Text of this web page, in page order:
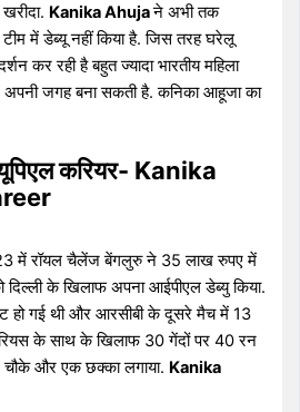
Kanika Ahujaने अभी तक
टीम में डेब्यू नहीं किया है. जिस तरह घरेलू
कर रही है बहुत ज्यादा भारतीय महिला
अपनी जगह बना सकती है. कनिका आहूजा का
करियर- Kanika
में रॉयल चैलेंज बेंगलुरु ने 35 लाख रुपए में
दिल्ली के खिलाफ अपना आईपीएल डेब्यु किया.
गई थी और आरसीबी के दूसरे मैच में 13
के साथ के खिलाफ 30 गेंदों पर 40 रन
चौके और एक छक्का लगाया. Kanika